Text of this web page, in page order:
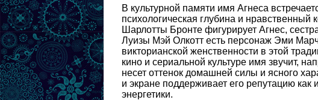
В культурной памяти имя Агнеса
психологическая глубина и
Шарлотты Бронте фигурирует Агнес,
Луизы Мэй Олкотт есть персонаж Эми
викторианской женственности в этой
кино и сериальной культуре имя звучит,
несет оттенок домашней силы и ясного
и экране поддерживает его репутацию
энергетики.